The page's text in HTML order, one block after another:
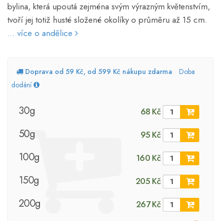
bylina, která upoutá zejména svým výrazným květenstvím,
tvoří jej totiž husté složené okolíky o průměru až 15 cm.
... více o andělice
Doprava od 59 Kč, od 599 Kč nákupu zdarma
Doba
dodání
30g 68 Kč
50g 95 Kč
100g 160 Kč
150g 205 Kč
200g 267 Kč